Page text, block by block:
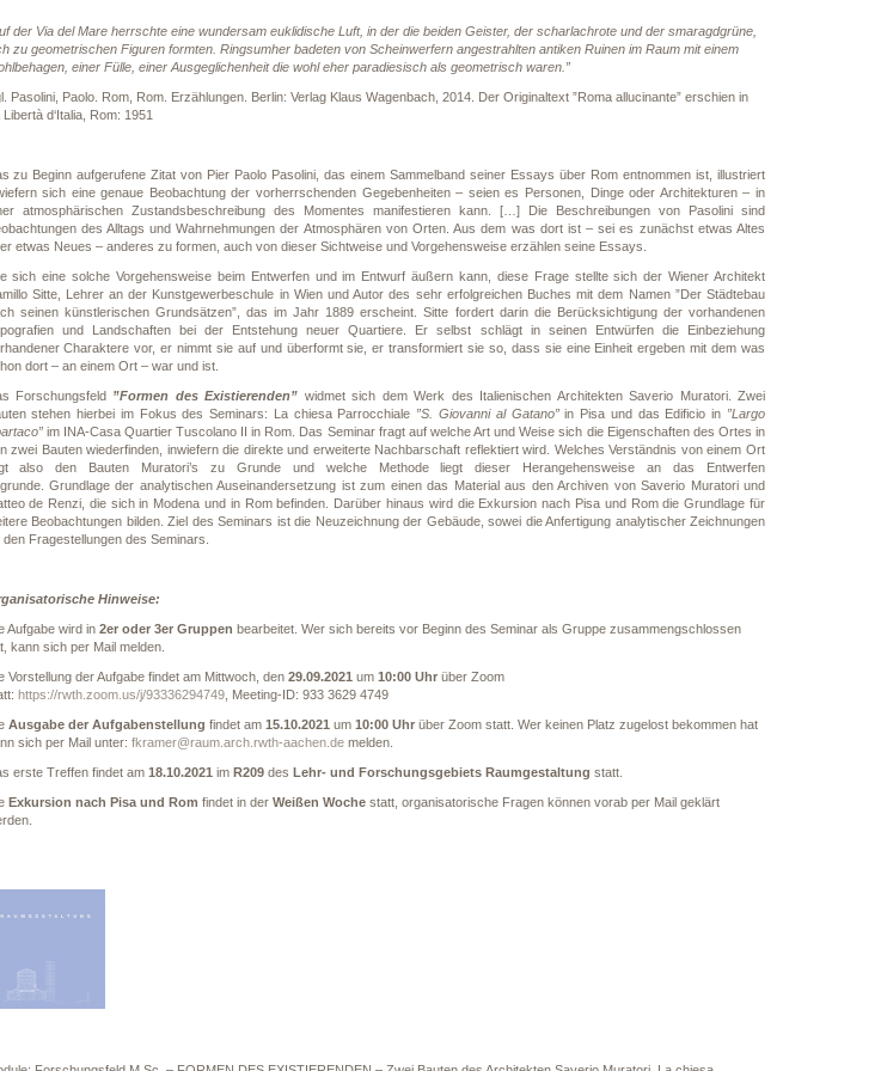
der Via del Mare herrschte eine wundersam euklidische Luft, in der die beiden Geister, der scharlachrote und der smaragdgrüne,
zu geometrischen Figuren formten. Ringsumher badeten von Scheinwerfern angestrahlten antiken Ruinen im Raum mit einem
einer Fülle, einer Ausgeglichenheit die wohl eher paradiesisch als geometrisch waren.”
Pasolini, Paolo. Rom, Rom. Erzählungen. Berlin: Verlag Klaus Wagenbach, 2014. Der Originaltext ”Roma allucinante” erschien in
Libertà d‘Italia, Rom: 1951
zu Beginn aufgerufene Zitat von Pier Paolo Pasolini, das einem Sammelband seiner Essays über Rom entnommen ist, illustriert
sich eine genaue Beobachtung der vorherrschenden Gegebenheiten – seien es Personen, Dinge oder Architekturen – in
atmosphärischen Zustandsbeschreibung des Momentes manifestieren kann. […] Die Beschreibungen von Pasolini sind
des Alltags und Wahrnehmungen der Atmosphären von Orten. Aus dem was dort ist – sei es zunächst etwas Altes
etwas Neues – anderes zu formen, auch von dieser Sichtweise und Vorgehensweise erzählen seine Essays.
sich eine solche Vorgehensweise beim Entwerfen und im Entwurf äußern kann, diese Frage stellte sich der Wiener Architekt
Sitte, Lehrer an der Kunstgewerbeschule in Wien und Autor des sehr erfolgreichen Buches mit dem Namen ”Der Städtebau
seinen künstlerischen Grundsätzen”, das im Jahr 1889 erscheint. Sitte fordert darin die Berücksichtigung der vorhandenen
und Landschaften bei der Entstehung neuer Quartiere. Er selbst schlägt in seinen Entwürfen die Einbeziehung
Charaktere vor, er nimmt sie auf und überformt sie, er transformiert sie so, dass sie eine Einheit ergeben mit dem was
dort – an einem Ort – war und ist.
Forschungsfeld ”Formen des Existierenden” widmet sich dem Werk des Italienischen Architekten Saverio Muratori. Zwei
stehen hierbei im Fokus des Seminars: La chiesa Parrocchiale ”S. Giovanni al Gatano”in Pisa und das Edificio in ”Largo
im INA-Casa Quartier Tuscolano II in Rom. Das Seminar fragt auf welche Art und Weise sich die Eigenschaften des Ortes in
zwei Bauten wiederfinden, inwiefern die direkte und erweiterte Nachbarschaft reflektiert wird. Welches Verständnis von einem Ort
also den Bauten Muratori’s zu Grunde und welche Methode liegt dieser Herangehensweise an das Entwerfen
Grundlage der analytischen Auseinandersetzung ist zum einen das Material aus den Archiven von Saverio Muratori und
de Renzi, die sich in Modena und in Rom befinden. Darüber hinaus wird die Exkursion nach Pisa und Rom die Grundlage für
Beobachtungen bilden. Ziel des Seminars ist die Neuzeichnung der Gebäude, sowei die Anfertigung analytischer Zeichnungen
den Fragestellungen des Seminars.
Hinweise:
Aufgabe wird in 2er oder 3er Gruppen bearbeitet. Wer sich bereits vor Beginn des Seminar als Gruppe zusammengschlossen
kann sich per Mail melden.
Vorstellung der Aufgabe findet am Mittwoch, den 29.09.2021 um 10:00 Uhrüber Zoom
https://rwth.zoom.us/j/93336294749, Meeting-ID: 933 3629 4749
Ausgabe der Aufgabenstellung findet am 15.10.2021 um10:00 Uhrüber Zoom statt. Wer keinen Platz zugelost bekommen hat
sich per Mail unter: fkramer@raum.arch.rwth-aachen.demelden.
erste Treffen findet am 18.10.2021 im R209des Lehr- und Forschungsgebiets Raumgestaltung statt.
Exkursion nach Pisa und Rom findet in der Weißen Wochestatt, organisatorische Fragen können vorab per Mail geklärt